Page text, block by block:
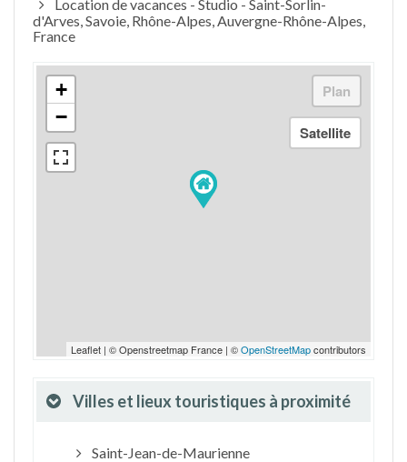
Location de vacances - Studio - Saint-Sorlin-
d'Arves, Savoie, Rhône-Alpes, Auvergne-Rhône-Alpes,
France
+
−
Leaflet | © Openstreetmap France | ©OpenStreetMapcontributors
Villes et lieux touristiques à proximité
Saint-Jean-de-Maurienne